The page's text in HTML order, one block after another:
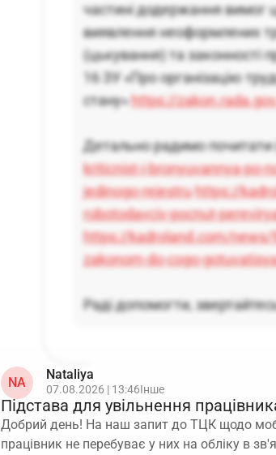
частині додержання вимог
виявлення неоформлених
(цькування) та законності
16 ЗУ «Про організацію
стану»https://
Детально радимо почитати (
kriticnist-i-bronyuvannya-po-
jedinogo-rejestruhttps://
robotodavciv-pocnut-
https://kadroland.com/news/
zakonom-do-cogo-
Раді допомогти,
NA
Nataliya
07.08.2026 | 13:46Інше
Підстава для увільнення
Добрий день! На наш запит до ТЦК щодо
працівник не перебуває у них на обліку в